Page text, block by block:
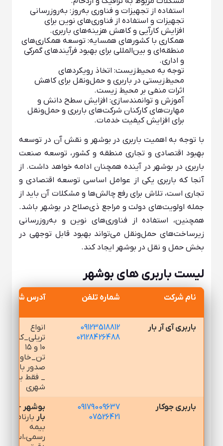
استفاده از تجهیزات و فناوری به‌روز: به‌روزرسانی
تجهیزات و استفاده از فناوری‌های نوین برای
افزایش کارآیی و کاهش هزینه‌های باربری.
همکاری با کشورهای همسایه: توسعه همکاری‌های
منطقه‌ای و بین‌المللی برای بهبود فرآیندهای گمرکی
و اداری.
توجه به محیط‌زیست: اتخاذ رویکردهای
محیط‌زیستی در باربری و حمل‌ونقل برای کاهش
اثرات منفی بر محیط زیست.
آموزش و توانمندسازی: افزایش سطح دانش و
مهارت‌های کارکنان شرکت‌های باربری و حمل‌ونقل
برای افزایش کیفیت خدمات.
با توجه به اهمیت باربری در بوشهر و نقش آن در توسعه
بهبود اقتصادی و تجاری منطقه و کشور، توسعه صنعت
باربری در بوشهر در آینده همچنان ادامه خواهد داشت. از
آنجا که باربری یکی از عوامل اساسی توسعه اقتصادی و
تجاری است، تلاش برای رفع چالش‌ها و مشکلات آن باید از
جمله اولویت‌های دولت و مراجع ذی‌صلاح در بوشهر باشد.
همچنین، استفاده از فناوری‌های نوین و به‌روزرسانی
زیرساخت‌های حمل‌ونقل می‌تواند بهبود قابل توجهی در
بخش حمل و نقل در بوشهر ایجاد کند.
لیست باربری های بوشهر
نام شركت شماره تلفن آدرس شركت
باربری آی آر بار
09123518812
02128426488
انواع
تریلی_کامیون
۱۰ و ۱۵
تن_خاور_
صدور بارنامه
_ فقط بین
شهری
باربری جوکار
09179009637
07526421
بوشهر -
بار بارنامه و
بیمه